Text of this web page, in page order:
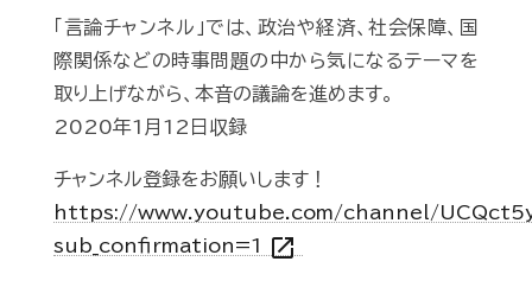
「言論チャンネル」では、政治や経済、社会保障、国
際関係などの時事問題の中から気になるテーマを
取り上げながら、本音の議論を進めます。
2020年1月12日収録
チャンネル登録をお願いします！
https://www.youtube.com/channel/
sub_confirmation=1 open_in_new